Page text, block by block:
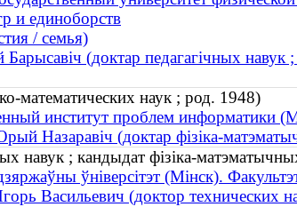
и единоборств
/ семья)
(доктар педагагічных навук
математических наук ; род. 1948)
институт проблем информатики
Назаравіч (доктар фізіка-
навук ; кандыдат фізіка-
ўніверсітэт (Мінск).
Васильевич (доктор технических